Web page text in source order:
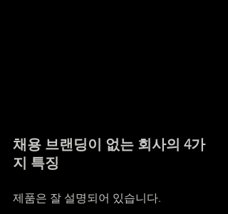
채용 브랜딩이 없는 회사의 4가
지 특징
제품은 잘 설명되어 있습니다.